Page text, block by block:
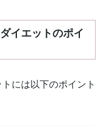
イエットのポイ
には以下のポイント